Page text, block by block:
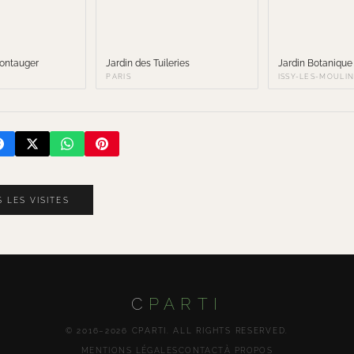
Jardin des Tuileries
PARIS
Jardin Botanique
ISSY-LES-
LES VISITES
C PARTI
© 2016–2026 CPARTI. ALL RIGHTS RESERVED.
MENTIONS LÉGALESCONTACT À PROPOS